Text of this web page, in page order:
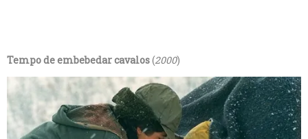
Tempo de embebedar cavalos(2000)